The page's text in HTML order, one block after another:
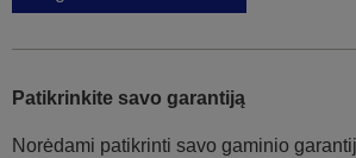
Patikrinkite savo garantiją
Norėdami patikrinti savo gaminio